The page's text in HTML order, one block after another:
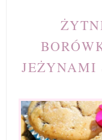
JEŻYNAMI